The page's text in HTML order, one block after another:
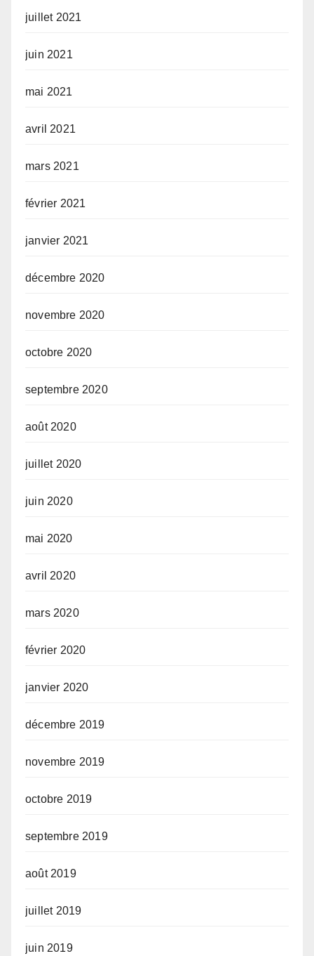
juillet 2021
juin 2021
mai 2021
avril 2021
mars 2021
février 2021
janvier 2021
décembre 2020
novembre 2020
octobre 2020
septembre 2020
août 2020
juillet 2020
juin 2020
mai 2020
avril 2020
mars 2020
février 2020
janvier 2020
décembre 2019
novembre 2019
octobre 2019
septembre 2019
août 2019
juillet 2019
juin 2019